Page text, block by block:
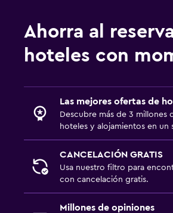
Ahorra al
hoteles con
Las mejores ofertas de
Descubre más de 3 millones
hoteles y alojamientos en un
CANCELACIÓN GRATIS
Usa nuestro filtro para
con cancelación gratis.
Millones de opiniones